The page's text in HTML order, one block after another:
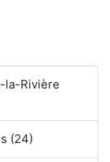
la-Rivière
(24)